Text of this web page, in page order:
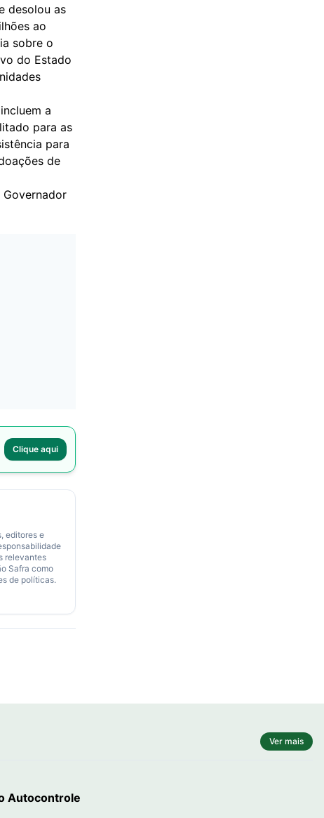
desolou as
ao
sobre o
do Estado
a
para as
para
de
Clique aqui
editores e
relevantes
Safra como
de políticas.
Ver mais
Autocontrole